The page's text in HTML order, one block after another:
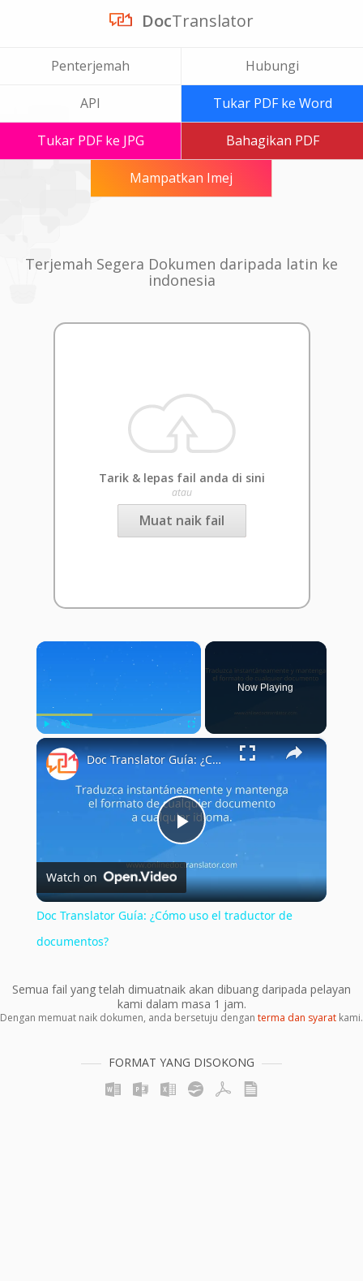
DocTranslator
Penterjemah Hubungi
API Tukar PDF ke Word
Tukar PDF ke JPG Bahagikan PDF
Mampatkan Imej
Terjemah Segera Dokumen daripada latin ke
indonesia
Tarik & lepas fail anda di sini
atau
Muat naik fail
×
Play Unmute Fullscreen
Now Playing
×
Play
Video
Doc Translator Guía: ¿Cómo uso el traductor de documentos?
Watch on
Doc Translator Guía: ¿Cómo uso el traductor de
documentos?
Semua fail yang telah dimuatnaik akan dibuang daripada pelayan
kami dalam masa 1 jam.
Dengan memuat naik dokumen, anda bersetuju dengan terma dan syarat kami.
FORMAT YANG DISOKONG